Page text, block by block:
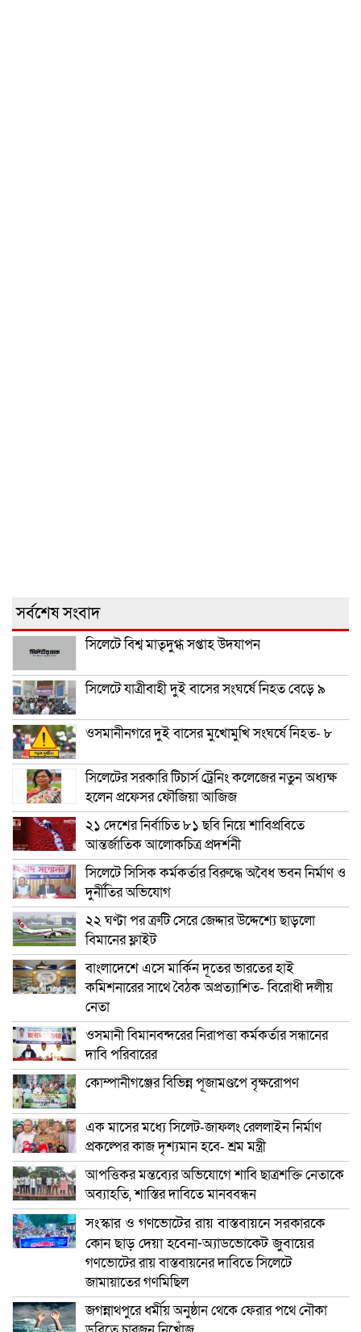
সর্বশেষ সংবাদ
সিলেটে বিশ্ব মাতৃদুগ্ধ সপ্তাহ উদযাপন
সিলেটে যাত্রীবাহী দুই বাসের সংঘর্ষে নিহত বেড়ে ৯
ওসমানীনগরে দুই বাসের মুখোমুখি সংঘর্ষে নিহত- ৮
সিলেটের সরকারি টিচার্স ট্রেনিং কলেজের নতুন অধ্যক্ষ
হলেন প্রফেসর ফৌজিয়া আজিজ
২১ দেশের নির্বাচিত ৮১ ছবি নিয়ে শাবিপ্রবিতে
আন্তর্জাতিক আলোকচিত্র প্রদর্শনী
সিলেটে সিসিক কর্মকর্তার বিরুদ্ধে অবৈধ ভবন নির্মাণ ও
দুর্নীতির অভিযোগ
২২ ঘণ্টা পর ত্রুটি সেরে জেদ্দার উদ্দেশ্যে ছাড়লো
বিমানের ফ্লাইট
বাংলাদেশে এসে মার্কিন দূতের ভারতের হাই
কমিশনারের সাথে বৈঠক অপ্রত্যাশিত- বিরোধী দলীয়
নেতা
ওসমানী বিমানবন্দরের নিরাপত্তা কর্মকর্তার সন্ধানের
দাবি পরিবারের
কোম্পানীগঞ্জের বিভিন্ন পূজামণ্ডপে বৃক্ষরোপণ
এক মাসের মধ্যে সিলেট-জাফলং রেললাইন নির্মাণ
প্রকল্পের কাজ দৃশ্যমান হবে- শ্রম মন্ত্রী
আপত্তিকর মন্তব্যের অভিযোগে শাবি ছাত্রশক্তি নেতাকে
অব্যাহতি, শাস্তির দাবিতে মানববন্ধন
সংস্কার ও গণভোটের রায় বাস্তবায়নে সরকারকে
কোন ছাড় দেয়া হবেনা-অ্যাডভোকেট জুবায়ের
গণভোটের রায় বাস্তবায়নের দাবিতে সিলেটে
জামায়াতের গণমিছিল
জগন্নাথপুরে ধর্মীয় অনুষ্ঠান থেকে ফেরার পথে নৌকা